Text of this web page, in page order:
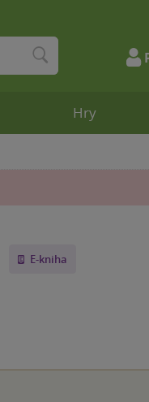
E-kniha
Hry